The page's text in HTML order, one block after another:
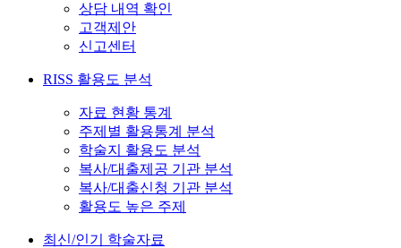
상담 내역 확인
고객제안
신고센터
RISS 활용도 분석
자료 현황 통계
주제별 활용통계 분석
학술지 활용도 분석
복사/대출제공 기관 분석
복사/대출신청 기관 분석
활용도 높은 주제
최신/인기 학술자료